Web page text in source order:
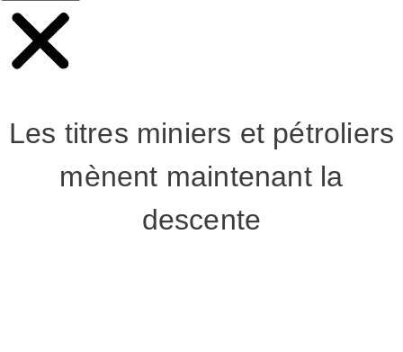
Les titres miniers et pétroliers
mènent maintenant la
descente